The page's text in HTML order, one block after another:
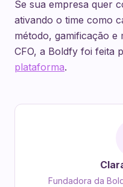
Se sua empresa quer
ativando o time como
método, gamificação e
CFO, a Boldfy foi feita
plataforma.
Fundadora da